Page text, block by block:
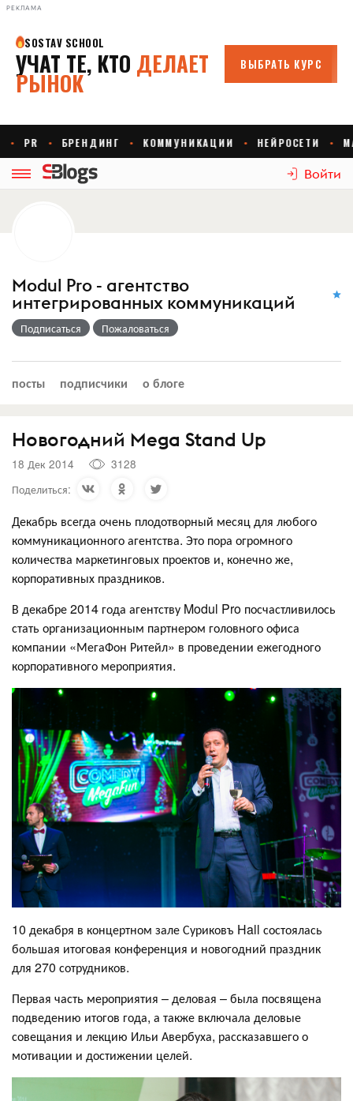
РЕКЛАМА
Войти
Modul Pro - агентство
интегрированных коммуникаций
Подписаться Пожаловаться
посты подписчики о блоге
Новогодний Mega Stand Up
18 Дек 2014
3128
Поделиться:
Декабрь всегда очень плодотворный месяц для любого
коммуникационного агентства. Это пора огромного
количества маркетинговых проектов и, конечно же,
корпоративных праздников.
В декабре 2014 года агентству Modul Pro посчастливилось
стать организационным партнером головного офиса
компании «МегаФон Ритейл» в проведении ежегодного
корпоративного мероприятия.
10 декабря в концертном зале Суриковъ Hall состоялась
большая итоговая конференция и новогодний праздник
для 270 сотрудников.
Первая часть мероприятия – деловая – была посвящена
подведению итогов года, а также включала деловые
совещания и лекцию Ильи Авербуха, рассказавшего о
мотивации и достижении целей.